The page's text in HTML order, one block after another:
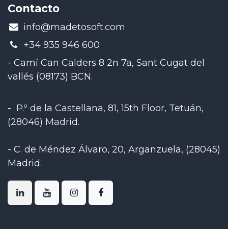
Contacto
​info@madetosoft.com
+34 935 946 600
- Camí Can Calders 8 2n 7a, Sant Cugat del
vallés (08173) BCN.
- P.º de la Castellana, 81, 15th Floor, Tetuán,
(28046) Madrid.
- C. de Méndez Álvaro, 20, Arganzuela, (28045)
Madrid.